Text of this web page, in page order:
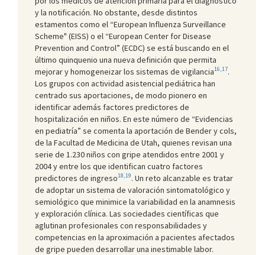
y la notificación. No obstante, desde distintos
estamentos como el “European Influenza Surveillance
Scheme" (EISS) o el “European Center for Disease
Prevention and Control” (ECDC) se está buscando en el
último quinquenio una nueva definición que permita
mejorar y homogeneizar los sistemas de vigilancia16,17.
Los grupos con actividad asistencial pediátrica han
centrado sus aportaciones, de modo pionero en
identificar además factores predictores de
hospitalización en niños. En este número de “Evidencias
en pediatría” se comenta la aportación de Bender y cols,
de la Facultad de Medicina de Utah, quienes revisan una
serie de 1.230 niños con gripe atendidos entre 2001 y
2004 y entre los que identifican cuatro factores
predictores de ingreso18,19. Un reto alcanzable es tratar
de adoptar un sistema de valoración sintomatológico y
semiológico que minimice la variabilidad en la anamnesis
y exploración clínica. Las sociedades científicas que
aglutinan profesionales con responsabilidades y
competencias en la aproximación a pacientes afectados
de gripe pueden desarrollar una inestimable labor.